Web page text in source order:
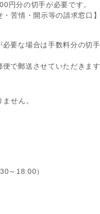
円分の切手が必要です。
苦情・開示等の請求窓口
要な場合は手数料分の切
で郵送させていただきます
せん。
～18:00）